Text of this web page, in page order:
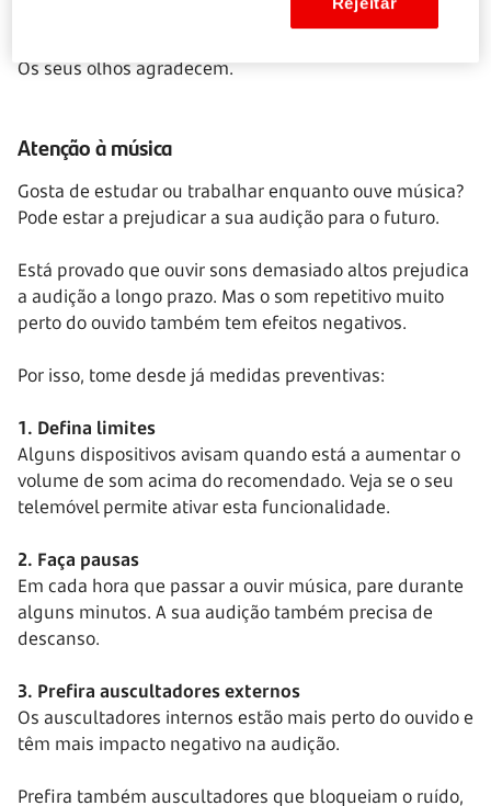
Os seus olhos agradecem.
Atenção à música
Gosta de estudar ou trabalhar enquanto ouve música?
Pode estar a prejudicar a sua audição para o futuro.
Está provado que ouvir sons demasiado altos prejudica
a audição a longo prazo. Mas o som repetitivo muito
perto do ouvido também tem efeitos negativos.
Por isso, tome desde já medidas preventivas:
1. Defina limites
Alguns dispositivos avisam quando está a aumentar o
volume de som acima do recomendado. Veja se o seu
telemóvel permite ativar esta funcionalidade.
2. Faça pausas
Em cada hora que passar a ouvir música, pare durante
alguns minutos. A sua audição também precisa de
descanso.
3. Prefira auscultadores externos
Os auscultadores internos estão mais perto do ouvido e
têm mais impacto negativo na audição.
Prefira também auscultadores que bloqueiam o ruído,
Rejeitar